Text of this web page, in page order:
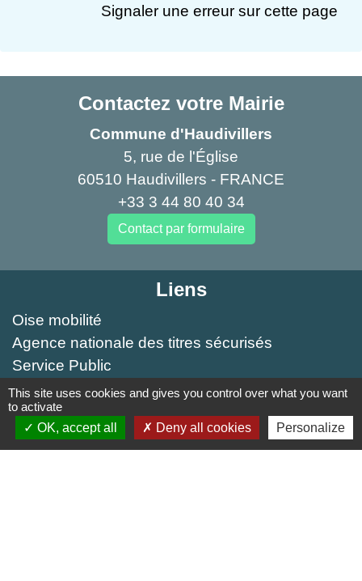
Signaler une erreur sur cette page
Contactez votre Mairie
Commune d'Haudivillers
5, rue de l'Église
60510 Haudivillers - FRANCE
+33 3 44 80 40 34
Contact par formulaire
Liens
Oise mobilité
Agence nationale des titres sécurisés
Service Public
Partenaires institutionnels
Région Hauts-de-France
This site uses cookies and gives you control over what you want
to activate
OK, accept all
Deny all cookies Personalize